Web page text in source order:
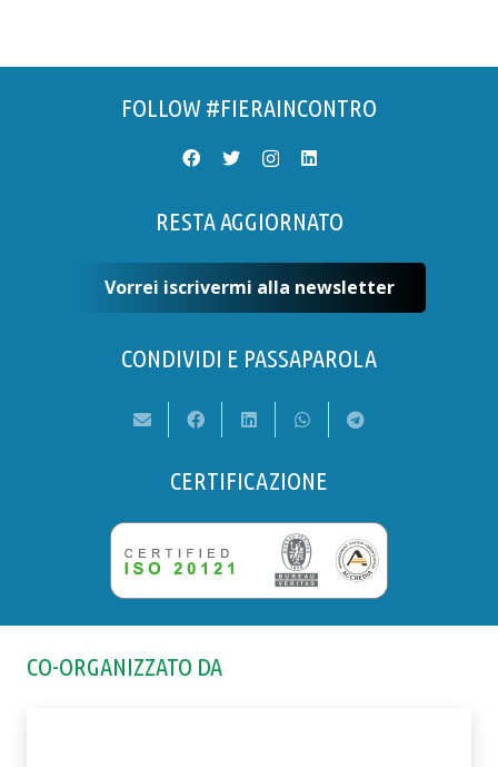
FOLLOW #FIERAINCONTRO
RESTA AGGIORNATO
Vorrei iscrivermi alla newsletter
CONDIVIDI E PASSAPAROLA
CERTIFICAZIONE
CO-ORGANIZZATO DA